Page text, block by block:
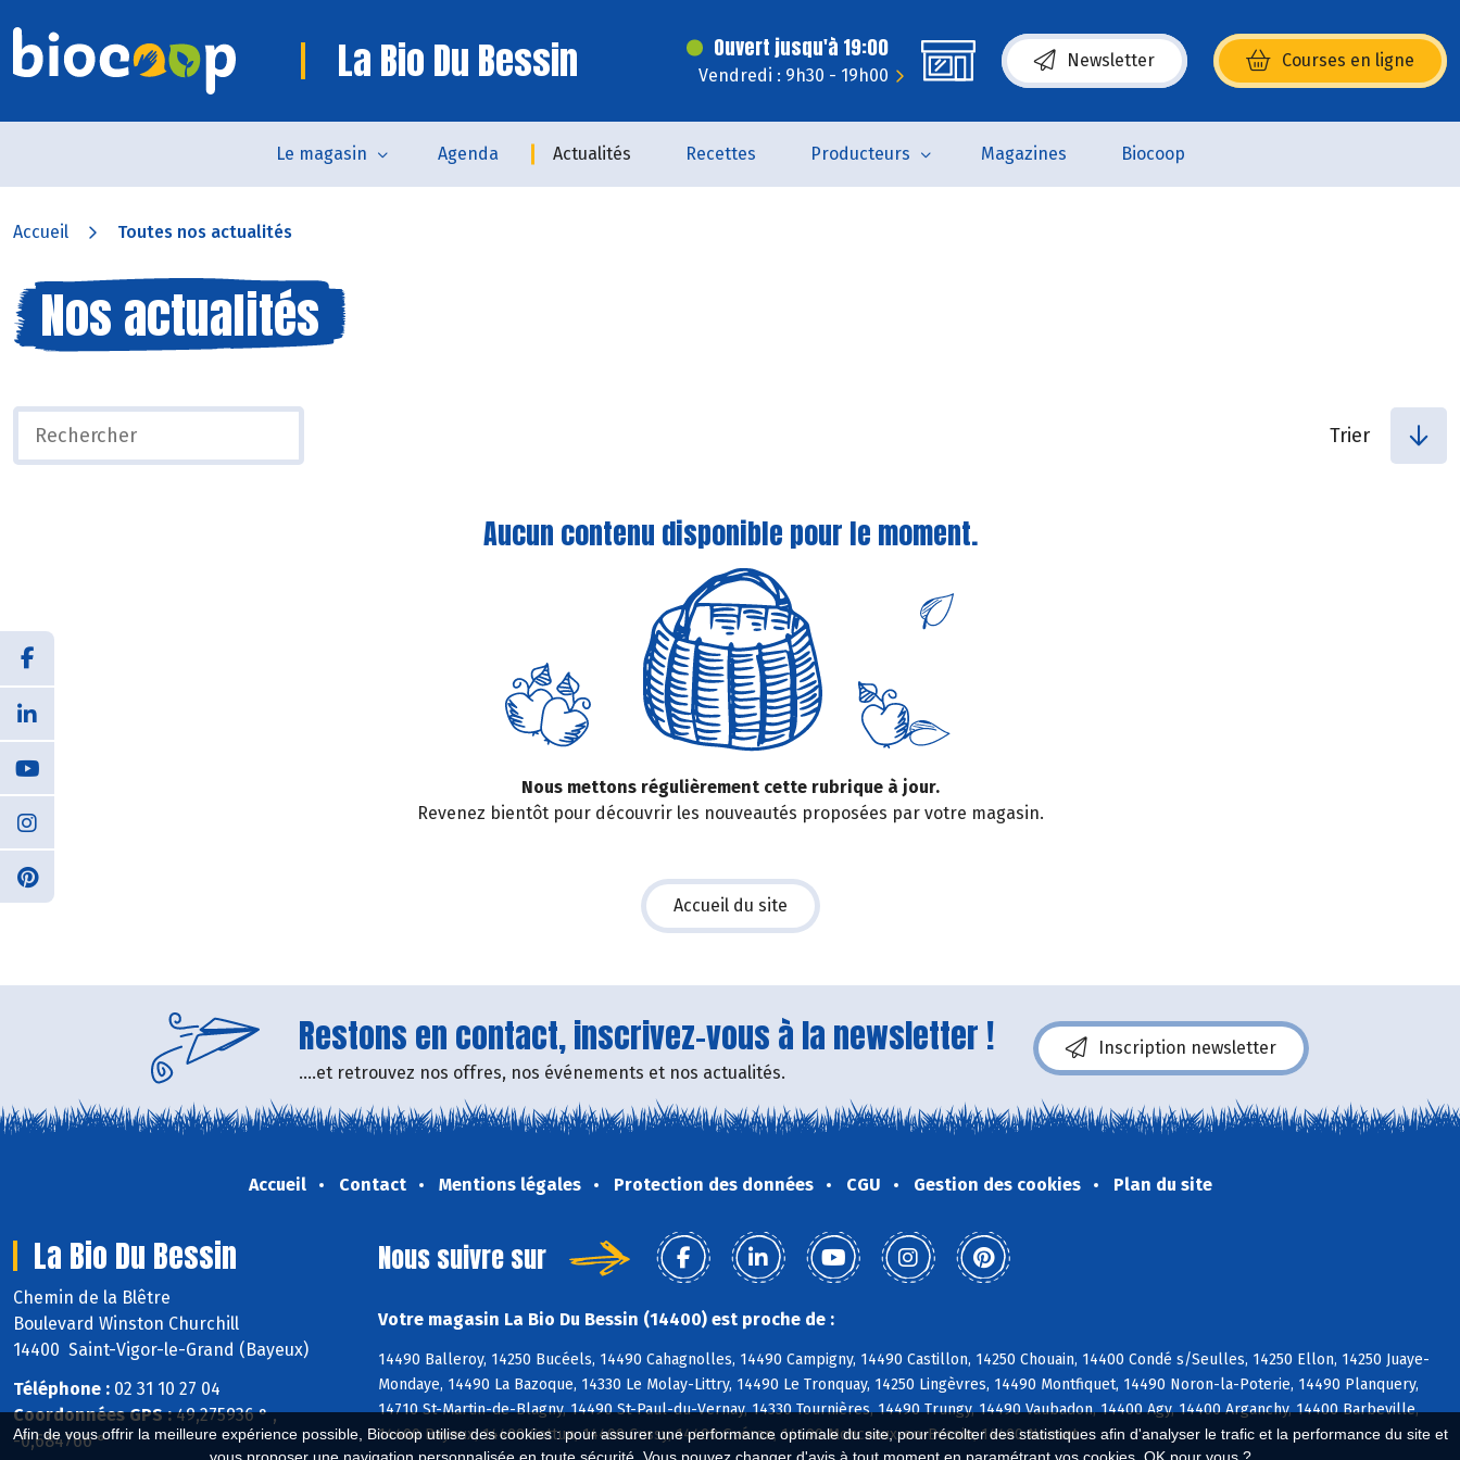
Afin de vous offrir la meilleure expérience possible, Biocoop utilise des cookies : pour assurer une performance optimale du site, pour récolter des statistiques afin d'analyser le trafic et la performance du site et
La Bio Du Bessin Ouvert jusqu'à 19:00
Vendredi : 9h30 - 19h00
Newsletter Courses en ligne
(s’ouvre dans une nouvelle fenêtre)
Le magasin Agenda Actualités Recettes Producteurs Magazines Biocoop
Accueil Toutes nos actualités
Nos actualités
Trier
Aucun contenu disponible pour le moment.
Nous mettons régulièrement cette rubrique à jour.
Revenez bientôt pour découvrir les nouveautés proposées par votre magasin.
Accueil du site
Restons en contact, inscrivez-vous à la newsletter !
....et retrouvez nos offres, nos événements et nos actualités.
Inscription newsletter
Accueil Contact Mentions légales Protection des données CGU Gestion des cookies Plan du site
La Bio Du Bessin
Chemin de la Blêtre
Boulevard Winston Churchill
14400 Saint-Vigor-le-Grand (Bayeux)
Téléphone : 02 31 10 27 04
Coordonnées GPS :49,275936 ° ,
-0,684766 °
Nous suivre sur
Votre magasin La Bio Du Bessin (14400) est proche de :
14490 Balleroy, 14250 Bucéels, 14490 Cahagnolles, 14490 Campigny, 14490 Castillon, 14250 Chouain, 14400 Condé s/Seulles, 14250 Ellon, 14250 Juaye-
Mondaye, 14490 La Bazoque, 14330 Le Molay-Littry, 14490 Le Tronquay, 14250 Lingèvres, 14490 Montfiquet, 14490 Noron-la-Poterie, 14490 Planquery,
14710 St-Martin-de-Blagny, 14490 St-Paul-du-Vernay, 14330 Tournières, 14490 Trungy, 14490 Vaubadon, 14400 Agy, 14400 Arganchy, 14400 Barbeville,
14400 Bayeux, 14400 Cottun, 14400 Cussy, 14400 Guéron, 14400 Monceaux-en-Bessin, 14400 Nonant